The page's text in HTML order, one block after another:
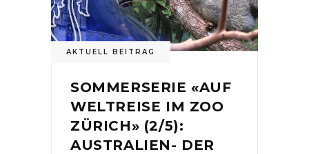
AKTUELL BEITRAG
SOMMERSERIE «AUF
WELTREISE IM ZOO
ZÜRICH» (2/5):
AUSTRALIEN- DER